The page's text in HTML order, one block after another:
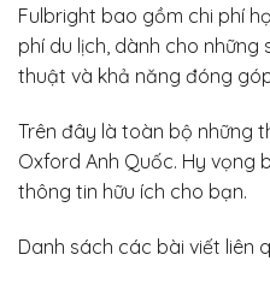
Fulbright bao gồm chi phí
phí du lịch, dành cho những
thuật và khả năng đóng
Trên đây là toàn bộ những
Oxford Anh Quốc. Hy vọng
thông tin hữu ích cho bạn.
Danh sách các bài viết liên